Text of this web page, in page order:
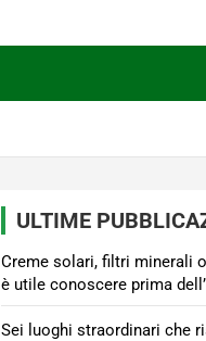
ULTIME
Creme solari, filtri minerali
è utile conoscere prima
Sei luoghi straordinari che